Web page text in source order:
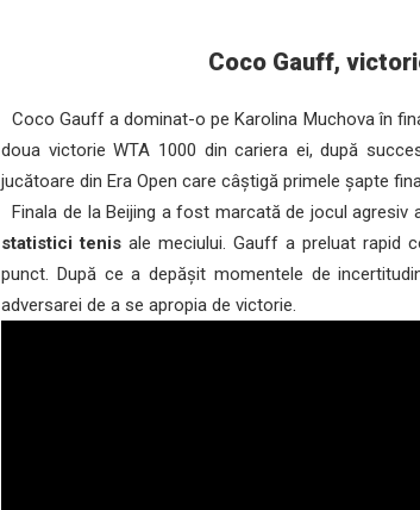
Coco Gauff,
Coco Gauff a dominat-o pe Karolina Muchova în
doua victorie WTA 1000 din cariera ei, după
jucătoare din Era Open care câștigă primele șapte
Finala de la Beijing a fost marcată de jocul
statistici tenisale meciului. Gauff a preluat rapid
punct. După ce a depășit momentele de
adversarei de a se apropia de victorie.